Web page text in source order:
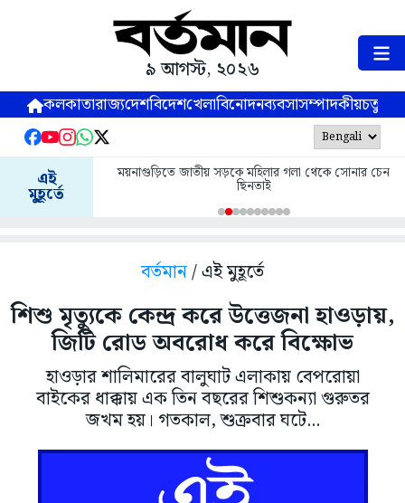
৯ আগস্ট, ২০২৬
কলকাতারাজ্যদেশবিদেশখেলাবিনোদনব্যবসাসম্পাদকীয়
এই
মুহূর্তে
ময়নাগুড়িতে জাতীয় সড়কে মহিলার গলা থেকে সোনার চেন
ছিনতাই
বর্তমান/ এই মুহূর্তে
শিশু মৃত্যুকে কেন্দ্র করে উত্তেজনা হাওড়ায়,
জিটি রোড অবরোধ করে বিক্ষোভ
হাওড়ার শালিমারের বালুঘাট এলাকায় বেপরোয়া
বাইকের ধাক্কায় এক তিন বছরের শিশুকন্যা গুরুতর
জখম হয়। গতকাল, শুক্রবার ঘটে...